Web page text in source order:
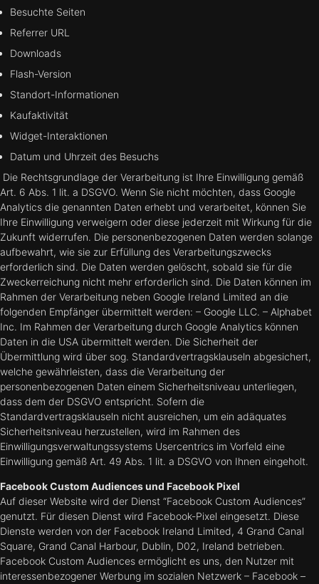
Besuchte Seiten
Referrer URL
Downloads
Flash-Version
Standort-Informationen
Kaufaktivität
Widget-Interaktionen
Datum und Uhrzeit des Besuchs
Die Rechtsgrundlage der Verarbeitung ist Ihre Einwilligung gemäß
Art. 6 Abs. 1 lit. a DSGVO. Wenn Sie nicht möchten, dass Google
Analytics die genannten Daten erhebt und verarbeitet, können Sie
Ihre Einwilligung verweigern oder diese jederzeit mit Wirkung für die
Zukunft widerrufen. Die personenbezogenen Daten werden solange
aufbewahrt, wie sie zur Erfüllung des Verarbeitungszwecks
erforderlich sind. Die Daten werden gelöscht, sobald sie für die
Zweckerreichung nicht mehr erforderlich sind. Die Daten können im
Rahmen der Verarbeitung neben Google Ireland Limited an die
folgenden Empfänger übermittelt werden: – Google LLC. – Alphabet
Inc. Im Rahmen der Verarbeitung durch Google Analytics können
Daten in die USA übermittelt werden. Die Sicherheit der
Übermittlung wird über sog. Standardvertragsklauseln abgesichert,
welche gewährleisten, dass die Verarbeitung der
personenbezogenen Daten einem Sicherheitsniveau unterliegen,
dass dem der DSGVO entspricht. Sofern die
Standardvertragsklauseln nicht ausreichen, um ein adäquates
Sicherheitsniveau herzustellen, wird im Rahmen des
Einwilligungsverwaltungssystems Usercentrics im Vorfeld eine
Einwilligung gemäß Art. 49 Abs. 1 lit. a DSGVO von Ihnen eingeholt.
Facebook Custom Audiences und Facebook Pixel
Auf dieser Website wird der Dienst “Facebook Custom Audiences”
genutzt. Für diesen Dienst wird Facebook-Pixel eingesetzt. Diese
Dienste werden von der Facebook Ireland Limited, 4 Grand Canal
Square, Grand Canal Harbour, Dublin, D02, Ireland betrieben.
Facebook Custom Audiences ermöglicht es uns, den Nutzer mit
interessenbezogener Werbung im sozialen Netzwerk – Facebook –